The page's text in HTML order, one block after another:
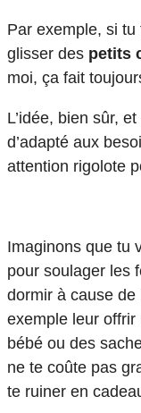
Par exemple, si
glisser des petits
moi, ça fait
L’idée, bien sûr,
d’adapté aux
attention rigolote
Imaginons que tu
pour soulager les
dormir à cause
exemple leur
bébé ou des
ne te coûte pas
te ruiner en